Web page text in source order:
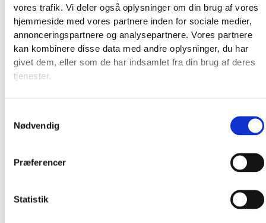
vores trafik. Vi deler også oplysninger om din brug af vores
hjemmeside med vores partnere inden for sociale medier,
annonceringspartnere og analysepartnere. Vores partnere
kan kombinere disse data med andre oplysninger, du har
givet dem, eller som de har indsamlet fra din brug af deres
tjenester.
Nødvendig
Præferencer
Statistik
Produkter